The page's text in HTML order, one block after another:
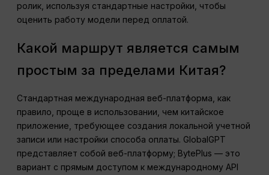
ролик, используя стандартные настройки, чтобы
оценить работу модели перед оплатой.
Какой маршрут является самым
простым за пределами Китая?
Стандартная международная веб-платформа, как
правило, проще в использовании, чем китайское
приложение, требующее создания локальной учетной
записи или настройки способа оплаты. GlobalGPT
представляет собой веб-платформу; BytePlus — это
вариант с прямым доступом к международному API